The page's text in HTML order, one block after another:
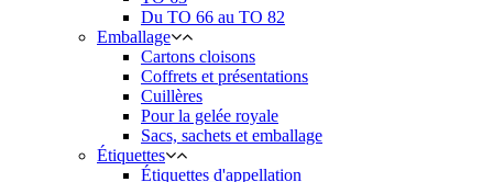
Du TO 66 au TO 82
Emballage
Cartons cloisons
Coffrets et présentations
Cuillères
Pour la gelée royale
Sacs, sachets et emballage
Étiquettes
Étiquettes d'appellation